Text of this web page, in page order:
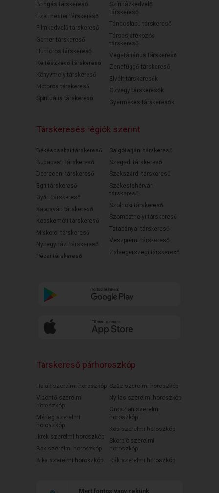
Bringás társkereső
Ezermester társkereső
Filmkedvelő társkereső
Gamer társkereső
Humoros társkereső
Kertészkedő társkereső
Könyvmoly társkereső
Motoros társkereső
Spirituális társkereső
Színházkedvelő
társkereső
Táncoslábú társkereső
Társasjátékozós
társkereső
Vegetáriánus társkereső
Zenefüggő társkereső
Elvált társkeresők
Özvegy társkeresők
Gyermekes társkeresők
Társkeresés régiók szerint
Békéscsabai társkereső
Budapesti társkereső
Debreceni társkereső
Egri társkereső
Győri társkereső
Kaposvári társkereső
Kecskeméti társkereső
Miskolci társkereső
Nyíregyházi társkereső
Pécsi társkereső
Salgótarjáni társkereső
Szegedi társkereső
Szekszárdi társkereső
Székesfehérvári
társkereső
Szolnoki társkereső
Szombathelyi társkereső
Tatabányai társkereső
Veszprémi társkereső
Zalaegerszegi társkereső
Társkereső párhoroszkóp
Halak szerelmi horoszkóp
Vízöntő szerelmi
horoszkóp
Mérleg szerelmi
horoszkóp
Ikrek szerelmi horoszkóp
Bak szerelmi horoszkóp
Bika szerelmi horoszkóp
Szűz szerelmi horoszkóp
Nyilas szerelmi horoszkóp
Oroszlán szerelmi
horoszkóp
Kos szerelmi horoszkóp
Skorpió szerelmi
horoszkóp
Rák szerelmi horoszkóp
Mert fontos vagy nekünk